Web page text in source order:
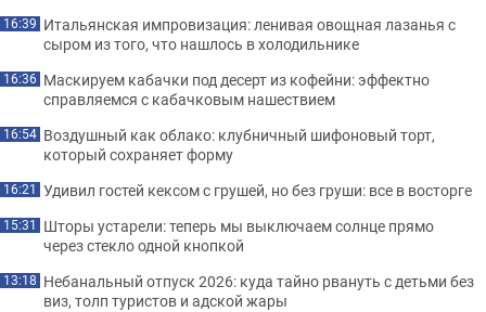
16:39 Итальянская импровизация: ленивая овощная лазанья с
сыром из того, что нашлось в холодильнике
16:36 Маскируем кабачки под десерт из кофейни: эффектно
справляемся с кабачковым нашествием
16:54 Воздушный как облако: клубничный шифоновый торт,
который сохраняет форму
16:21 Удивил гостей кексом с грушей, но без груши: все в восторге
15:31 Шторы устарели: теперь мы выключаем солнце прямо
через стекло одной кнопкой
13:18 Небанальный отпуск 2026: куда тайно рвануть с детьми без
виз, толп туристов и адской жары